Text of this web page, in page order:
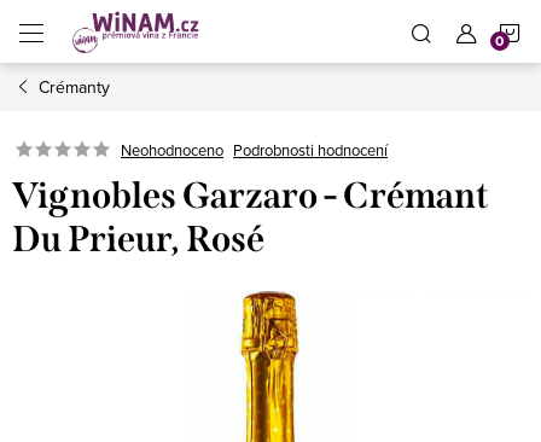
obsah
Crémanty
Neohodnoceno Podrobnosti hodnocení
Vignobles Garzaro - Crémant
Du Prieur, Rosé